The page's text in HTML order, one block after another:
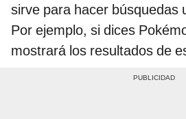
sirve para hacer búsquedas
Por ejemplo, si dices
mostrará los resultados de